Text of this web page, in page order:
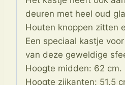
deuren met heel oud
Houten knoppen zitten
Een speciaal kastje
van deze geweldige
Hoogte midden: 62 cm.
Hoogte zijkanten: 51.5